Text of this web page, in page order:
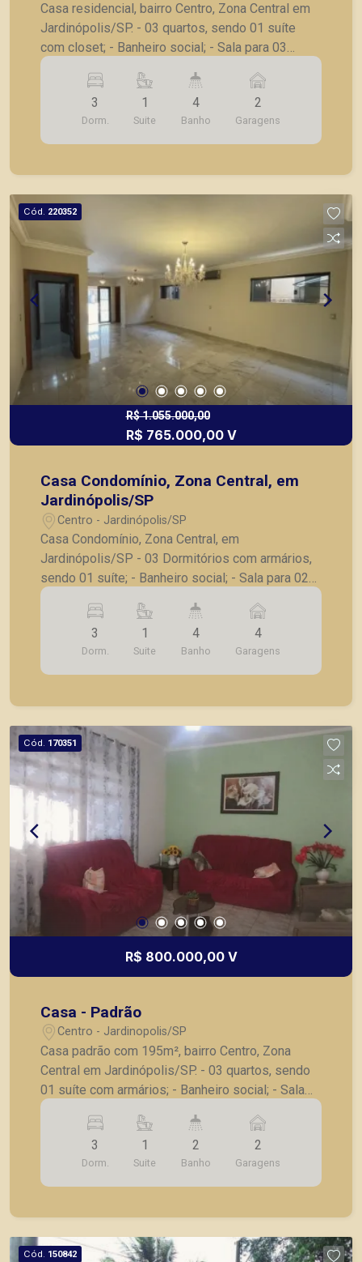
Casa residencial, bairro Centro, Zona Central em
Jardinópolis/SP. - 03 quartos, sendo 01 suíte
com closet; - Banheiro social; - Sala para 03
ambientes; - Cozinha planejada; - Lavanderia; -
Varanda gourmet com churrasqueira; - Vestiário; -
Quintal; - Playground com escorregador, balanço
e gira-gira; - 02 vagas de garagem. A Piramid tem
como objetivo atender seus clientes com
principais lançamentos da cidade de Ribeirão
Preto.
3
Dorm.
1
Suite
4
Banho
2
Garagens
Cód. 220352
R$ 1.055.000,00
R$ 765.000,00 V
Casa Condomínio, Zona Central, em
Jardinópolis/SP
Centro - Jardinópolis/SP
Casa Condomínio, Zona Central, em
Jardinópolis/SP - 03 Dormitórios com armários,
sendo 01 suíte; - Banheiro social; - Sala para 02
ambientes - Escritório; - Lavabo; - Cozinha
planejada; - Despensa; - Varanda gourmet; -
Entrada lateral independente; - 04 Vagas de
garagem. A Piramid tem como objetivo atender
seus clientes com agilidade e segurança, em
Ribeirão Preto.
3
Dorm.
1
Suite
4
Banho
4
Garagens
Cód. 170351
R$ 800.000,00 V
Casa - Padrão
Centro - Jardinopolis/SP
Casa padrão com 195m², bairro Centro, Zona
Central em Jardinópolis/SP. - 03 quartos, sendo
01 suíte com armários; - Banheiro social; - Sala
para 03 ambientes; - Cozinha planejada; - Área de
serviço; - Varanda gourmet; - Quintal; - 04 vagas
de garagem.
3
Dorm.
1
Suite
2
Banho
2
Garagens
Cód. 150842